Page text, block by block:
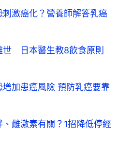
激癌化？營養師解答乳癌
世 日本醫生教8飲食原則
加患癌風險 預防乳癌要靠
雌激素有關？1招降低停經